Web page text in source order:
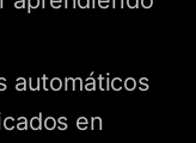
automáticos
en